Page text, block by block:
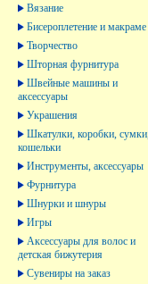
Вязание
Бисероплетение и макраме
Творчество
Шторная фурнитура
Швейные машины и
аксессуары
Украшения
Шкатулки, коробки, сумки,
кошельки
Инструменты, аксессуары
Фурнитура
Шнурки и шнуры
Игры
Аксессуары для волос и
детская бижутерия
Сувениры на заказ